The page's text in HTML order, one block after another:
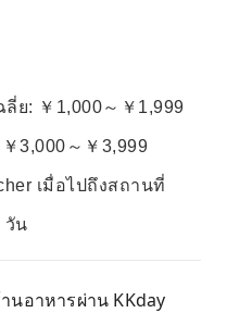
ย: ￥1,000～￥1,999
3,000～￥3,999
เมื่อไปถึงสถานที่
วัน
นอาหารผ่าน KKday